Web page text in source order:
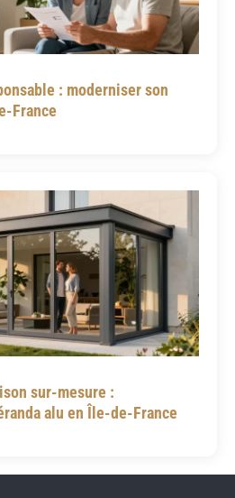
: moderniser son
France
sur-mesure :
alu en Île-de-France